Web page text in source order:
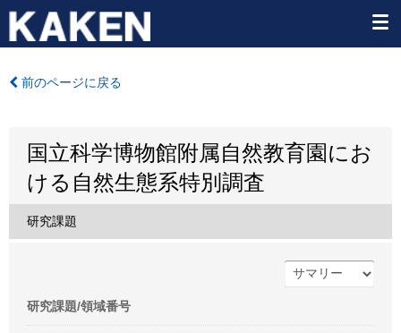
前のページに戻る
国立科学博物館附属自然教育園にお
ける自然生態系特別調査
研究課題
研究課題/領域番号